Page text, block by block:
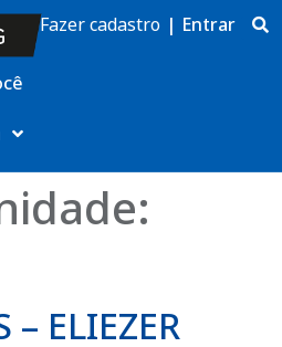
Fazer cadastro | Entrar
– ELIEZER